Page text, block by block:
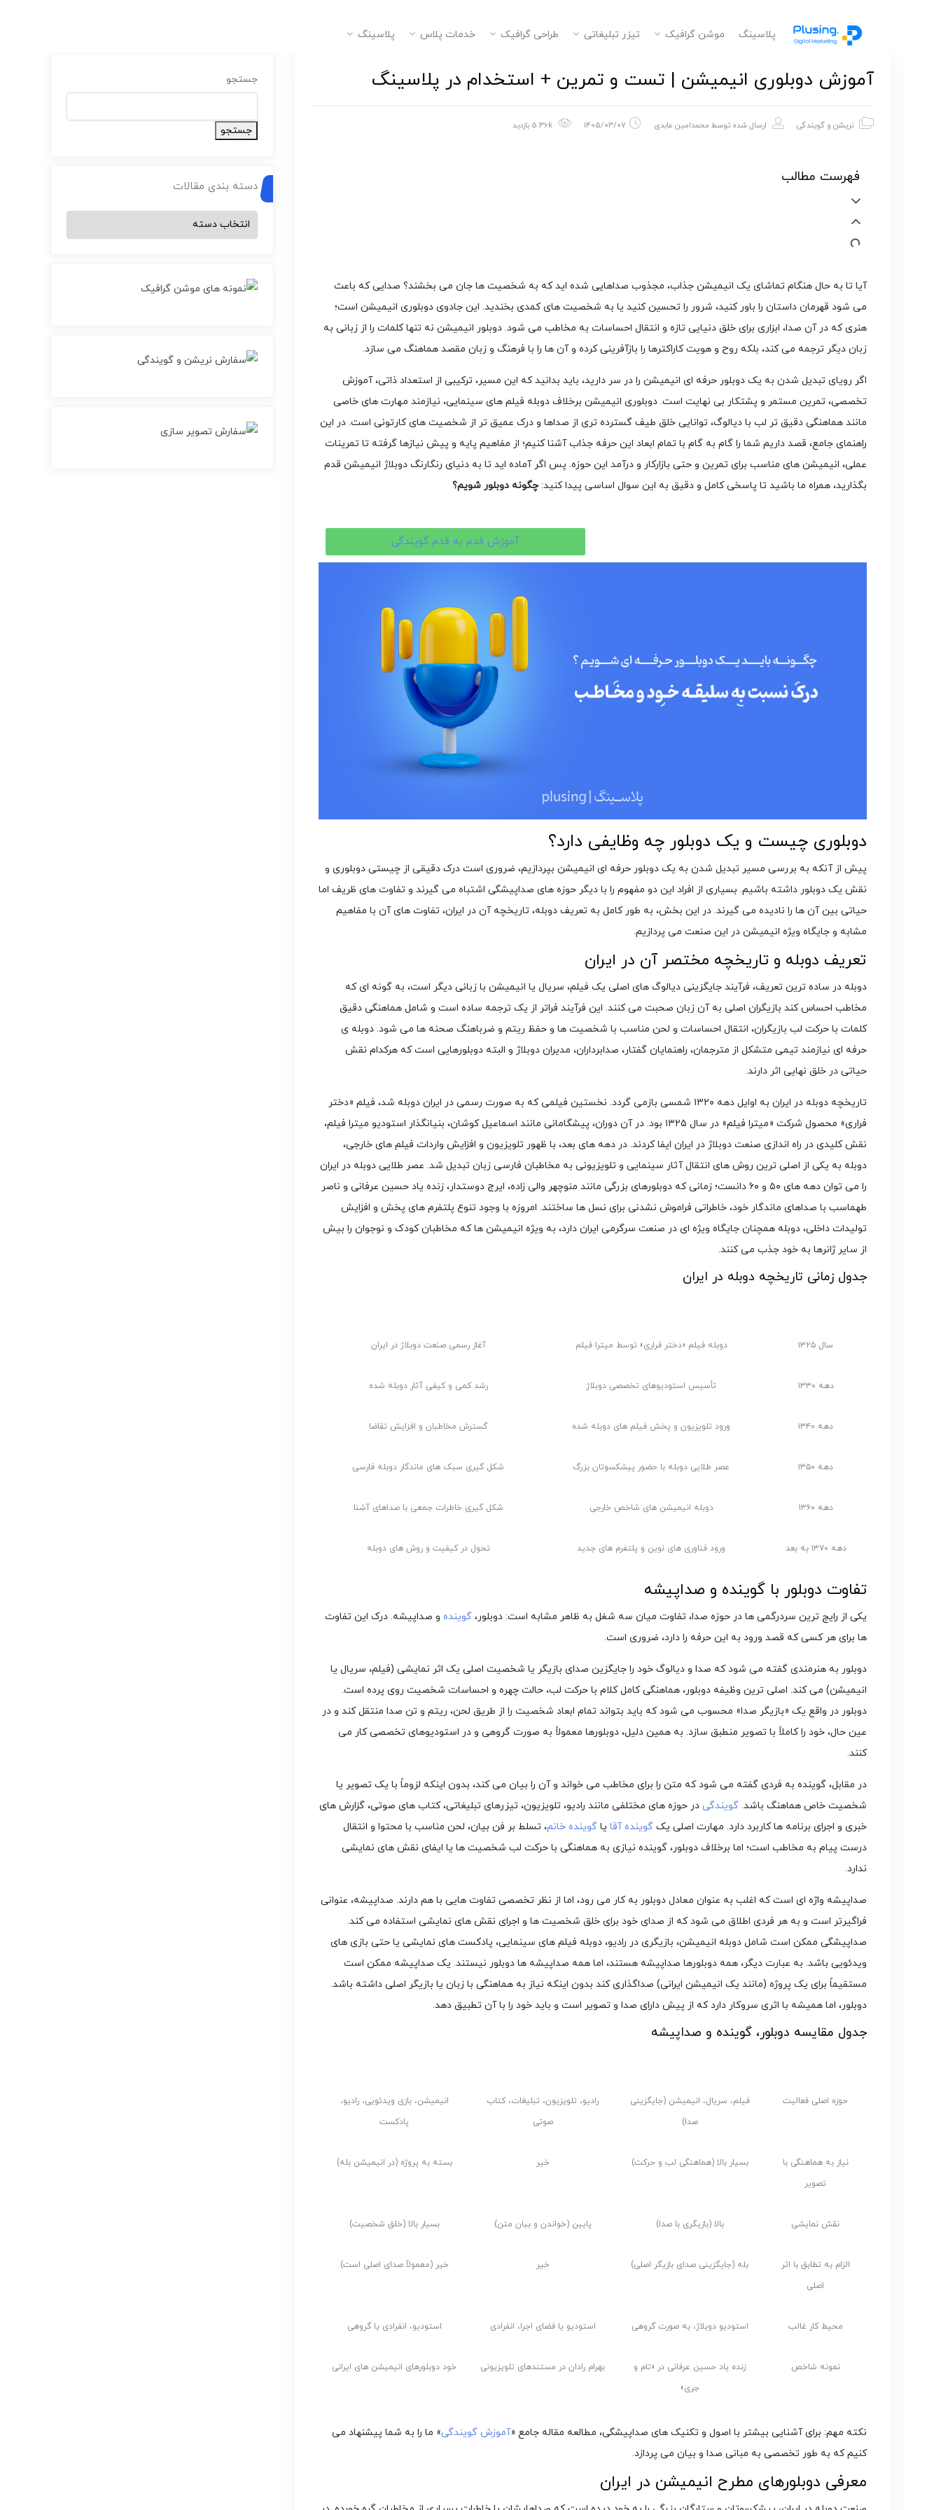
پلاسینگ موشن گرافیک تیزر تبلیغاتی طراحی گرافیک خدمات پلاس پلاسینگ
آموزش دوبلوری انیمیشن | تست و تمرین + استخدام در پلاسینگ
نریشن و گویندگی ارسال شده توسط محمدامین عابدی 1405/03/07
فهرست مطالب
آیا تا به حال هنگام تماشای یک انیمیشن جذاب، مجذوب صداهایی شده اید که به شخصیت ها جان می بخشند؟ صدایی که باعث
می شود قهرمان داستان را باور کنید، شرور را تحسین کنید یا به شخصیت های کمدی بخندید. این جادوی دوبلوری انیمیشن است؛
هنری که در آن صدا، ابزاری برای خلق دنیایی تازه و انتقال احساسات به مخاطب می شود. دوبلور انیمیشن نه تنها کلمات را از زبانی به
زبان دیگر ترجمه می کند، بلکه روح و هویت کاراکترها را بازآفرینی کرده و آن ها را با فرهنگ و زبان مقصد هماهنگ می سازد.
اگر رویای تبدیل شدن به یک دوبلور حرفه ای انیمیشن را در سر دارید، باید بدانید که این مسیر، ترکیبی از استعداد ذاتی، آموزش
تخصصی، تمرین مستمر و پشتکار بی نهایت است. دوبلوری انیمیشن برخلاف دوبله فیلم های سینمایی، نیازمند مهارت های خاصی
مانند هماهنگی دقیق تر لب با دیالوگ، توانایی خلق طیف گسترده تری از صداها و درک عمیق تر از شخصیت های کارتونی است. در این
راهنمای جامع، قصد داریم شما را گام به گام با تمام ابعاد این حرفه جذاب آشنا کنیم؛ از مفاهیم پایه و پیش نیازها گرفته تا تمرینات
عملی، انیمیشن های مناسب برای تمرین و حتی بازارکار و درآمد این حوزه. پس اگر آماده اید تا به دنیای رنگارنگ دوبلاژ انیمیشن قدم
بگذارید، همراه ما باشید تا پاسخی کامل و دقیق به این سوال اساسی پیدا کنید: چگونه دوبلور شویم؟
آموزش قدم به قدم گویندگی
دوبلوری چیست و یک دوبلور چه وظایفی دارد؟
پیش از آنکه به بررسی مسیر تبدیل شدن به یک دوبلور حرفه ای انیمیشن بپردازیم، ضروری است درک دقیقی از چیستی دوبلوری و
نقش یک دوبلور داشته باشیم. بسیاری از افراد این دو مفهوم را با دیگر حوزه های صداپیشگی اشتباه می گیرند و تفاوت های ظریف اما
حیاتی بین آن ها را نادیده می گیرند. در این بخش، به طور کامل به تعریف دوبله، تاریخچه آن در ایران، تفاوت های آن با مفاهیم
مشابه و جایگاه ویژه انیمیشن در این صنعت می پردازیم.
تعریف دوبله و تاریخچه مختصر آن در ایران
دوبله در ساده ترین تعریف، فرآیند جایگزینی دیالوگ های اصلی یک فیلم، سریال یا انیمیشن با زبانی دیگر است، به گونه ای که
مخاطب احساس کند بازیگران اصلی به آن زبان صحبت می کنند. این فرآیند فراتر از یک ترجمه ساده است و شامل هماهنگی دقیق
کلمات با حرکت لب بازیگران، انتقال احساسات و لحن مناسب با شخصیت ها و حفظ ریتم و ضرباهنگ صحنه ها می شود. دوبله ی
حرفه ای نیازمند تیمی متشکل از مترجمان، راهنمایان گفتار، صدابرداران، مدیران دوبلاژ و البته دوبلورهایی است که هرکدام نقش
حیاتی در خلق نهایی اثر دارند.
تاریخچه دوبله در ایران به اوایل دهه ۱۳۲۰ شمسی بازمی گردد. نخستین فیلمی که به صورت رسمی در ایران دوبله شد، فیلم «دختر
فراری» محصول شرکت «میترا فیلم» در سال ۱۳۲۵ بود. در آن دوران، پیشگامانی مانند اسماعیل کوشان، بنیانگذار استودیو میترا فیلم،
نقش کلیدی در راه اندازی صنعت دوبلاژ در ایران ایفا کردند. در دهه های بعد، با ظهور تلویزیون و افزایش واردات فیلم های خارجی،
دوبله به یکی از اصلی ترین روش های انتقال آثار سینمایی و تلویزیونی به مخاطبان فارسی زبان تبدیل شد. عصر طلایی دوبله در ایران
را می توان دهه های ۵۰ و ۶۰ دانست؛ زمانی که دوبلورهای بزرگی مانند منوچهر والی زاده، ایرج دوستدار، زنده یاد حسین عرفانی و ناصر
طهماسب با صداهای ماندگار خود، خاطراتی فراموش نشدنی برای نسل ها ساختند. امروزه با وجود تنوع پلتفرم های پخش و افزایش
تولیدات داخلی، دوبله همچنان جایگاه ویژه ای در صنعت سرگرمی ایران دارد، به ویژه انیمیشن ها که مخاطبان کودک و نوجوان را بیش
از سایر ژانرها به خود جذب می کنند.
جدول زمانی تاریخچه دوبله در ایران
سال ۱۳۲۵ دوبله فیلم «دختر فراری» توسط میترا فیلم آغاز رسمی صنعت دوبلاژ در ایران
دهه ۱۳۳۰ تأسیس استودیوهای تخصصی دوبلاژ رشد کمی و کیفی آثار دوبله شده
دهه ۱۳۴۰ ورود تلویزیون و پخش فیلم های دوبله شده گسترش مخاطبان و افزایش تقاضا
دهه ۱۳۵۰ عصر طلایی دوبله با حضور پیشکسوتان بزرگ شکل گیری سبک های ماندگار دوبله فارسی
دهه ۱۳۶۰ دوبله انیمیشن های شاخص خارجی شکل گیری خاطرات جمعی با صداهای آشنا
دهه ۱۳۷۰ به بعد ورود فناوری های نوین و پلتفرم های جدید تحول در کیفیت و روش های دوبله
تفاوت دوبلور با گوینده و صداپیشه
یکی از رایج ترین سردرگمی ها در حوزه صدا، تفاوت میان سه شغل به ظاهر مشابه است: دوبلور، گوینده و صداپیشه. درک این تفاوت
ها برای هر کسی که قصد ورود به این حرفه را دارد، ضروری است.
دوبلور به هنرمندی گفته می شود که صدا و دیالوگ خود را جایگزین صدای بازیگر یا شخصیت اصلی یک اثر نمایشی (فیلم، سریال یا
انیمیشن) می کند. اصلی ترین وظیفه دوبلور، هماهنگی کامل کلام با حرکت لب، حالت چهره و احساسات شخصیت روی پرده است.
دوبلور در واقع یک «بازیگر صدا» محسوب می شود که باید بتواند تمام ابعاد شخصیت را از طریق لحن، ریتم و تن صدا منتقل کند و در
عین حال، خود را کاملاً با تصویر منطبق سازد. به همین دلیل، دوبلورها معمولاً به صورت گروهی و در استودیوهای تخصصی کار می
کنند.
در مقابل، گوینده به فردی گفته می شود که متن را برای مخاطب می خواند و آن را بیان می کند، بدون اینکه لزوماً با یک تصویر یا
شخصیت خاص هماهنگ باشد. گویندگی در حوزه های مختلفی مانند رادیو، تلویزیون، تیزرهای تبلیغاتی، کتاب های صوتی، گزارش های
خبری و اجرای برنامه ها کاربرد دارد. مهارت اصلی یک گوینده آقا یا گوینده خانم، تسلط بر فن بیان، لحن مناسب با محتوا و انتقال
درست پیام به مخاطب است؛ اما برخلاف دوبلور، گوینده نیازی به هماهنگی با حرکت لب شخصیت ها یا ایفای نقش های نمایشی
ندارد.
صداپیشه واژه ای است که اغلب به عنوان معادل دوبلور به کار می رود، اما از نظر تخصصی تفاوت هایی با هم دارند. صداپیشه، عنوانی
فراگیرتر است و به هر فردی اطلاق می شود که از صدای خود برای خلق شخصیت ها و اجرای نقش های نمایشی استفاده می کند.
صداپیشگی ممکن است شامل دوبله انیمیشن، بازیگری در رادیو، دوبله فیلم های سینمایی، پادکست های نمایشی یا حتی بازی های
ویدئویی باشد. به عبارت دیگر، همه دوبلورها صداپیشه هستند، اما همه صداپیشه ها دوبلور نیستند. یک صداپیشه ممکن است
مستقیماً برای یک پروژه (مانند یک انیمیشن ایرانی) صداگذاری کند بدون اینکه نیاز به هماهنگی با زبان یا بازیگر اصلی داشته باشد.
دوبلور، اما همیشه با اثری سروکار دارد که از پیش دارای صدا و تصویر است و باید خود را با آن تطبیق دهد.
جدول مقایسه دوبلور، گوینده و صداپیشه
حوزه اصلی فعالیت
فیلم، سریال، انیمیشن (جایگزینی
صدا)
رادیو، تلویزیون، تبلیغات، کتاب
صوتی
انیمیشن، بازی ویدئویی، رادیو،
پادکست
نیاز به هماهنگی با
تصویر
بسیار بالا (هماهنگی لب و حرکت) خیر بسته به پروژه (در انیمیشن بله)
نقش نمایشی بالا (بازیگری با صدا) پایین (خواندن و بیان متن) بسیار بالا (خلق شخصیت)
الزام به تطابق با اثر
اصلی
بله (جایگزینی صدای بازیگر اصلی) خیر خیر (معمولاً صدای اصلی است)
محیط کار غالب استودیو دوبلاژ، به صورت گروهی استودیو یا فضای اجرا، انفرادی استودیو، انفرادی یا گروهی
نمونه شاخص
زنده یاد حسین عرفانی در «تام و
جری»
بهرام رادان در مستندهای تلویزیونی خود دوبلورهای انیمیشن های ایرانی
نکته مهم: برای آشنایی بیشتر با اصول و تکنیک های صداپیشگی، مطالعه مقاله جامع «آموزش گویندگی» ما را به شما پیشنهاد می
کنیم که به طور تخصصی به مبانی صدا و بیان می پردازد.
معرفی دوبلورهای مطرح انیمیشن در ایران
جستجو
جستجو
دسته بندی مقالات